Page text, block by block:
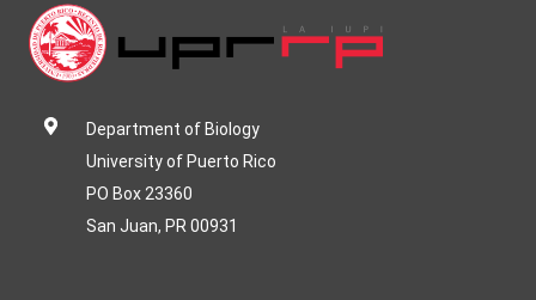
Department of Biology
University of Puerto Rico
PO Box 23360
San Juan, PR 00931